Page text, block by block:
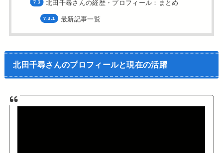
北田千尋さんの経歴・プロフィール：まとめ
最新記事一覧
北田千尋さんのプロフィールと現在の活躍